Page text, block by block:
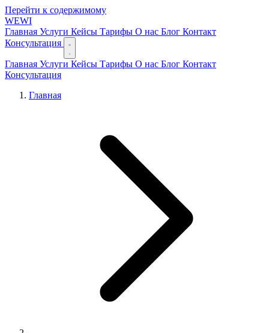
Перейти к содержимому
WEWI
Главная Услуги Кейсы Тарифы О нас Блог Контакт
Консультация
Главная Услуги Кейсы Тарифы О нас Блог Контакт
Консультация
Главная